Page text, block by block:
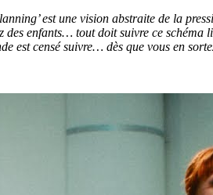
est une vision abstraite de la
des enfants… tout doit suivre ce
est censé suivre… dès que vous en